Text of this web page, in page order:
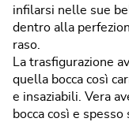
infilarsi nelle sue
dentro alla
raso.
La trasfigurazione
quella bocca così
e insaziabili. Vera
bocca così e